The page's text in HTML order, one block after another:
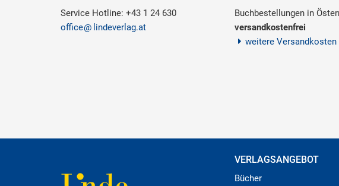
Service Hotline: +43 1 24 630
office
lindeverlag.at
Buchbestellungen in
versandkostenfrei
weitere Versandkosten
VERLAGSANGEBOT
Bücher